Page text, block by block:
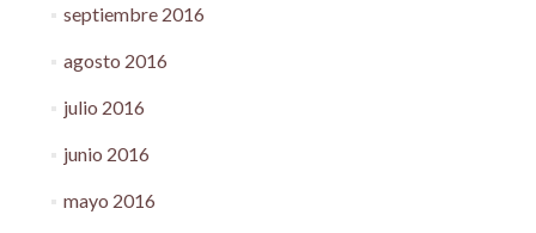
septiembre 2016
agosto 2016
julio 2016
junio 2016
mayo 2016